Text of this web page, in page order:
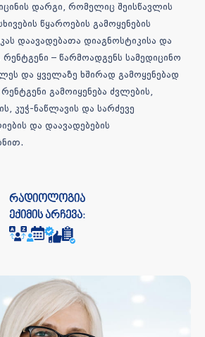
დარგი, რომელიც შეისწავლის
წყაროების გამოყენების
დაავადებათა დიაგნოსტიკისა და
– წარმოადგენს სამედიცინო
და ყველაზე ხშირად გამოყენებად
გამოიყენება ძვლების,
კუჭ-ნაწლავის და სარძევე
და დაავადებების
რადიოლოგია
ექიმის არჩევა: